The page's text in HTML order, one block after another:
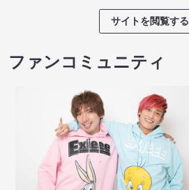
サイトを閲覧する
ファンコミュニティ